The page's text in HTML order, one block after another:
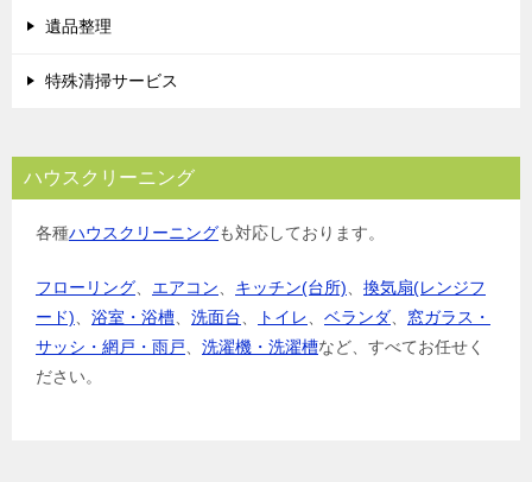
遺品整理
特殊清掃サービス
ハウスクリーニング
各種ハウスクリーニングも対応しております。
フローリング エアコン キッチン(台所)
換気扇(レンジフ
ード)
浴室・浴槽 洗面台 トイレ ベランダ
窓ガラス・
サッシ・網戸・雨戸
洗濯機・洗濯槽など、すべてお任せく
ださい。